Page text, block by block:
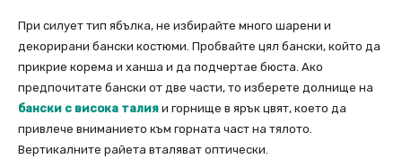
При силует тип ябълка, не избирайте много шарени и
декорирани бански костюми. Пробвайте цял бански, който да
прикрие корема и ханша и да подчертае бюста. Ако
предпочитате бански от две части, то изберете долнище на
бански с висока талия и горнище в ярък цвят, което да
привлече вниманието към горната част на тялото.
Вертикалните райета вталяват оптически.